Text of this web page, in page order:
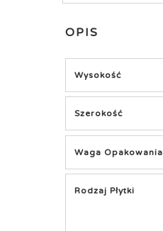
OPIS
Wysokość
Szerokość
Waga Opakowania
Rodzaj Płytki